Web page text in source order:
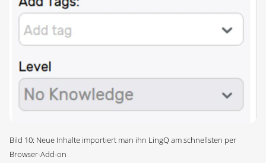
Bild 10: Neue Inhalte importiert man ihn LingQ am schnellsten per
Browser-Add-on